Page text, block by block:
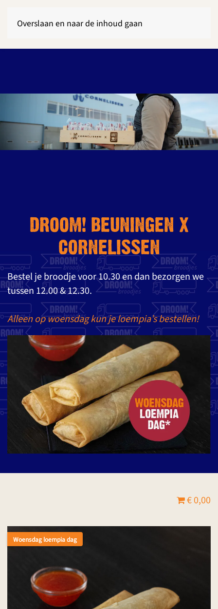
Overslaan en naar de inhoud gaan
DROOM! BEUNINGEN X
CORNELISSEN
Bestel je broodje voor 10.30 en dan bezorgen we
tussen 12.00 & 12.30.
Alleen op woensdag kun je loempia’s bestellen!
€ 0,00
Woensdag loempia dag